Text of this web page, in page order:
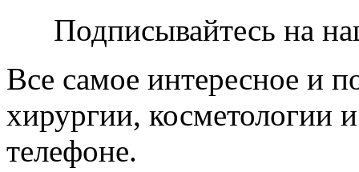
Подписывайтесь на
Все самое интересное и
хирургии, косметологии
телефоне.